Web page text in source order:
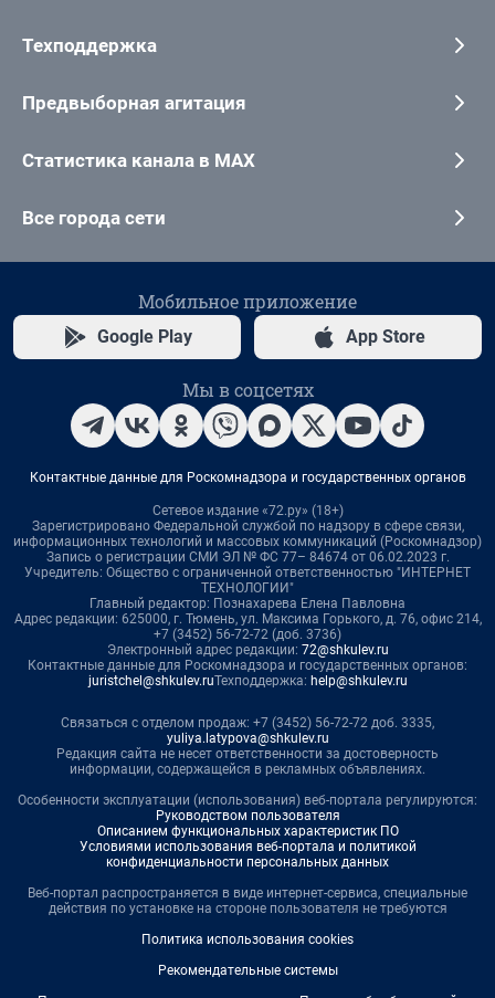
Техподдержка
Предвыборная агитация
Статистика канала в MAX
Все города сети
Мобильное приложение
Google Play App Store
Мы в соцсетях
Контактные данные для Роскомнадзора и государственных органов
Сетевое издание «72.ру» (18+)
Зарегистрировано Федеральной службой по надзору в сфере связи,
информационных технологий и массовых коммуникаций (Роскомнадзор)
Запись о регистрации СМИ ЭЛ № ФС 77– 84674 от 06.02.2023 г.
Учредитель: Общество с ограниченной ответственностью "ИНТЕРНЕТ
ТЕХНОЛОГИИ"
Главный редактор: Познахарева Елена Павловна
Адрес редакции: 625000, г. Тюмень, ул. Максима Горького, д. 76, офис 214,
+7 (3452) 56-72-72 (доб. 3736)
Электронный адрес редакции: 72@shkulev.ru
Контактные данные для Роскомнадзора и государственных органов:
juristchel@shkulev.ruТехподдержка: help@shkulev.ru
Связаться с отделом продаж: +7 (3452) 56-72-72 доб. 3335,
yuliya.latypova@shkulev.ru
Редакция сайта не несет ответственности за достоверность
информации, содержащейся в рекламных объявлениях.
Особенности эксплуатации (использования) веб-портала регулируются:
Руководством пользователя
Описанием функциональных характеристик ПО
Условиями использования веб-портала и политикой
конфиденциальности персональных данных
Веб-портал распространяется в виде интернет-сервиса, специальные
действия по установке на стороне пользователя не требуются
Политика использования cookies
Рекомендательные системы